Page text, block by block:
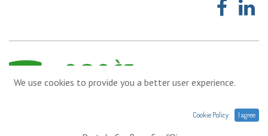
We use cookies to provide you a better user experience.
Cookie Policy I agree